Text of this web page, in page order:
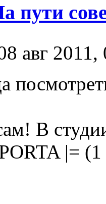
пути
авг 2011,
В
|=